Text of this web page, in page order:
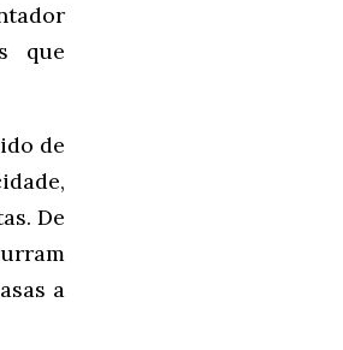
que
de
De
a